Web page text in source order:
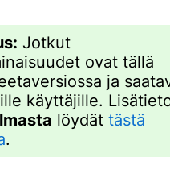
Jotkut
ovat tällä
ja
käyttäjille.
löydät tästä
.